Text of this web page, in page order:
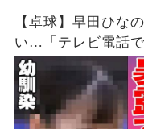
【卓球】早田ひな
い…「テレビ電話
得した早田選手の
の事実に驚きを隠
子シングルス】